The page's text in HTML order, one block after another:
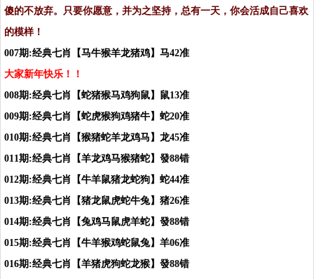
傻的不放弃。只要你愿意，并为之坚持，总有一天，你会活成自己喜欢
的模样！
007期:经典七肖【马牛猴羊龙猪鸡】马42准
大家新年快乐！！
008期:经典七肖【蛇猪猴马鸡狗鼠】鼠13准
009期:经典七肖【蛇虎猴狗鸡猪牛】蛇20准
010期:经典七肖【猴猪蛇羊龙鸡马】龙45准
011期:经典七肖【羊龙鸡马猴猪蛇】發88错
012期:经典七肖【牛羊鼠猪龙蛇狗】蛇44准
013期:经典七肖【猪龙鼠虎蛇牛兔】猪26准
014期:经典七肖【兔鸡马鼠虎羊蛇】發88错
015期:经典七肖【牛羊猴鸡蛇鼠兔】羊06准
016期:经典七肖【羊猪虎狗蛇龙猴】發88错